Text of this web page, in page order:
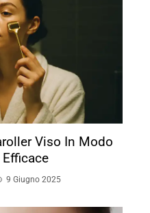
Viso In Modo
9 Giugno 2025